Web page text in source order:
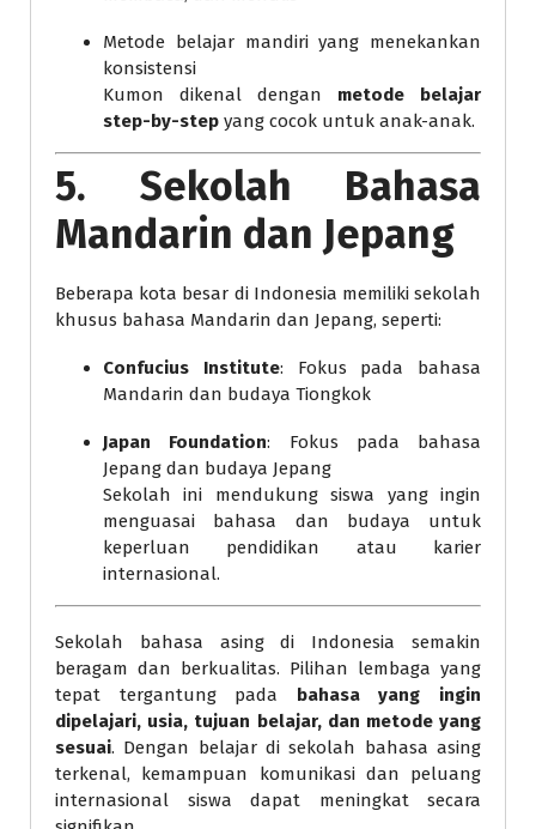
Metode belajar mandiri yang menekankan
konsistensi
Kumon dikenal dengan metode belajar
step-by-step yang cocok untuk anak-anak.
5. Sekolah Bahasa
Mandarin dan Jepang
Beberapa kota besar di Indonesia memiliki sekolah
khusus bahasa Mandarin dan Jepang, seperti:
Confucius Institute: Fokus pada bahasa
Mandarin dan budaya Tiongkok
Japan Foundation: Fokus pada bahasa
Jepang dan budaya Jepang
Sekolah ini mendukung siswa yang ingin
menguasai bahasa dan budaya untuk
keperluan pendidikan atau karier
internasional.
Sekolah bahasa asing di Indonesia semakin
beragam dan berkualitas. Pilihan lembaga yang
tepat tergantung pada bahasa yang ingin
dipelajari, usia, tujuan belajar, dan metode yang
sesuai. Dengan belajar di sekolah bahasa asing
terkenal, kemampuan komunikasi dan peluang
internasional siswa dapat meningkat secara